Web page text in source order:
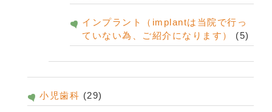
インプラント（implantは当院で行っ
ていない為、ご紹介になります）
(5)
小児歯科 (29)